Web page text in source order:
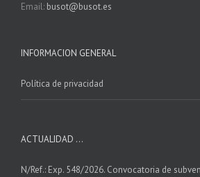
Email: busot@busot.es
INFORMACION GENERAL
Política de privacidad
ACTUALIDAD …
N/Ref.: Exp. 548/2026. Convocatoria de